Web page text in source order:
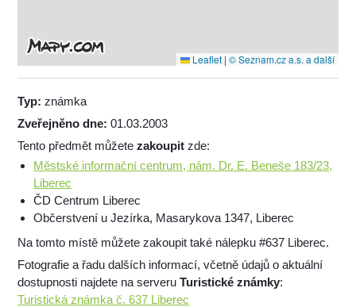
Leaflet | © Seznam.cz a.s. a další
Typ:známka
Zveřejněno dne:01.03.2003
Tento předmět můžetezakoupit zde:
Městské informační centrum, nám. Dr. E. Beneše 183/23,
Liberec
ČD Centrum Liberec
Občerstvení u Jezírka, Masarykova 1347, Liberec
Na tomto místě můžete zakoupit také nálepku #637 Liberec.
Fotografie a řadu dalších informací, včetně údajů o aktuální
dostupnosti najdete na serveruTuristické známky:
Turistická známka č. 637 Liberec